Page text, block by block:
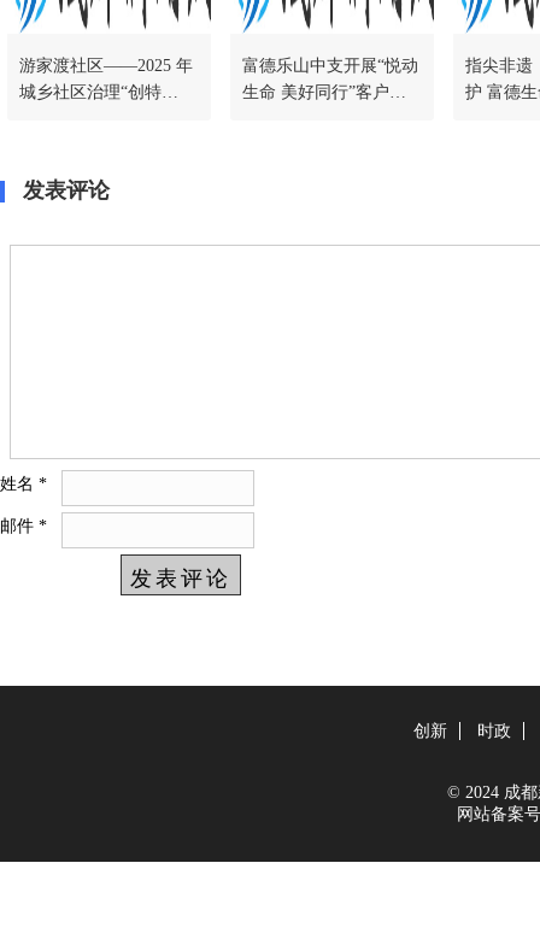
游家渡社区——2025 年
城乡社区治理“创特
富德乐山中支开展“悦动
生命 美好同行”客户服
指尖非遗
护 富德
发表评论
姓名 *
邮件 *
创新 时政
© 2024 成都
网站备案